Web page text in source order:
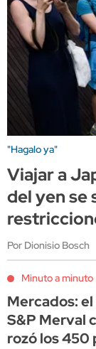
"Hagalo ya"
Viajar a
del yen se
Por Dionisio Bosch
Minuto a minuto
Mercados:
S&P Merval
rozó los 450